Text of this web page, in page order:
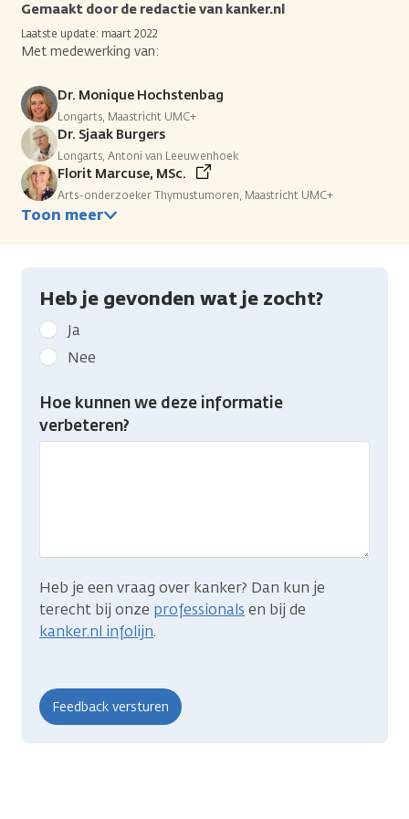
Gemaakt door de redactie van kanker.nl
Laatste update: maart 2022
Met medewerking van:
Dr. Monique Hochstenbag
Longarts, Maastricht UMC+
Dr. Sjaak Burgers
Longarts, Antoni van Leeuwenhoek
Florit Marcuse, MSc.
Arts-onderzoeker Thymustumoren, Maastricht UMC+
Toon meer
Heb je gevonden wat je zocht?
Geef
kanker.nl
feedback:
Heb
gevonden
Ja
Nee
Hoe kunnen we deze informatie
verbeteren?
Heb je een vraag over kanker? Dan kun je
terecht bij onze professionals en bij de
kanker.nl infolijn.